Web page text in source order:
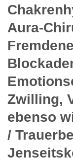
Aura-
Zwilling,
ebenso
/